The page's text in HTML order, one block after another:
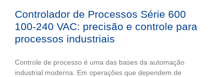
Controlador de Processos Série 600
100-240 VAC: precisão e controle para
processos industriais
Controle de processo é uma das bases da automação
industrial moderna. Em operações que dependem de